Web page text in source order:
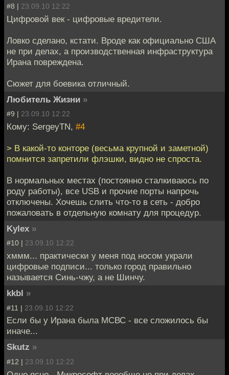
#8 | 23.09.10 12:22
Цифровой век - цифровые вредители.
Ловко сделано, кстати. Вроде как официально США
не при делах, а производственная инфраструктура
Ирана повреждена.
Сюжет для боевика отличный.
Любитель Жизни »
#9 | 23.09.10 12:22
Кому: SergeyTN, #4
> В какой-то конторе (весьма крупной и заметной)
помнится запретили флэшки, видно не спроста.
В нормальных местах (постоянно сталкиваюсь по
роду работы), все USB и прочие порты напрочь
отключены. Хочешь слить что-то в сеть - добро
пожаловать в отдельную комнату для процедур.
Kylex »
#10 | 23.09.10 12:22
хммм... практически у меня под носом украли
цифровые подписи... только город правильно
называется Синь-чжу, а не Шинчу.
kkbl »
#11 | 23.09.10 12:22
Если бы у Ирана была МСВС - все сложилось бы
иначе...
Skutz »
#12 | 23.09.10 12:22